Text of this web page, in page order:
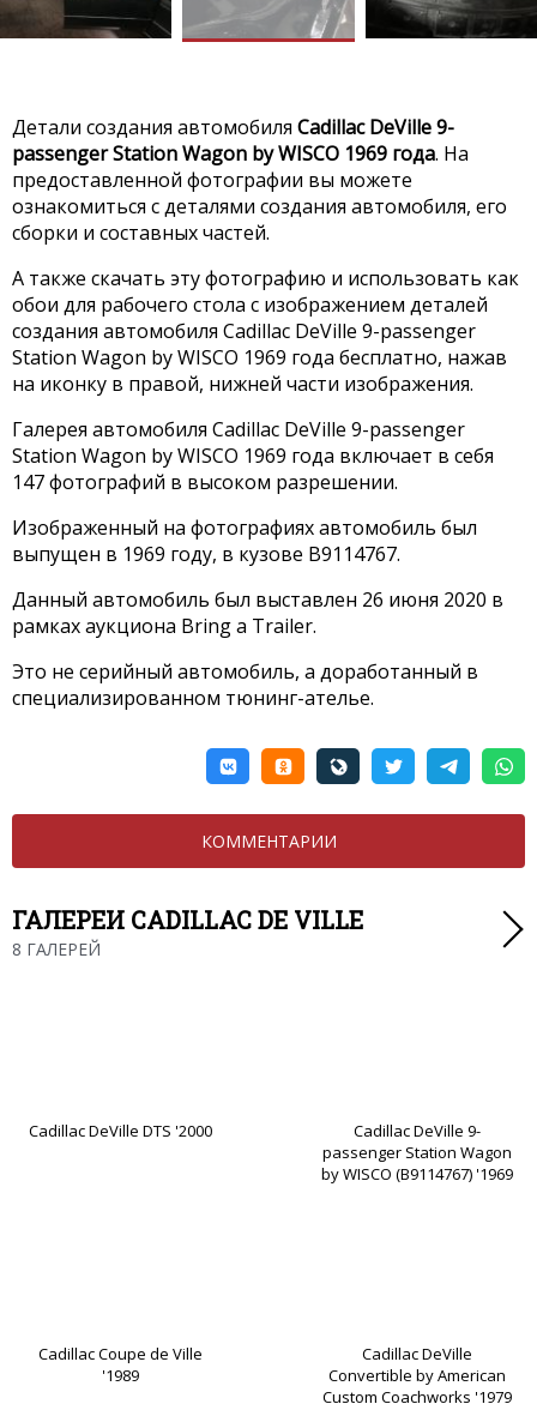
Детали создания автомобиля Cadillac DeVille 9-
passenger Station Wagon by WISCO 1969 года. На
предоставленной фотографии вы можете
ознакомиться с деталями создания автомобиля, его
сборки и составных частей.
А также скачать эту фотографию и использовать как
обои для рабочего стола с изображением деталей
создания автомобиля Cadillac DeVille 9-passenger
Station Wagon by WISCO 1969 года бесплатно, нажав
на иконку в правой, нижней части изображения.
Галерея автомобиля Cadillac DeVille 9-passenger
Station Wagon by WISCO 1969 года включает в себя
147 фотографий в высоком разрешении.
Изображенный на фотографиях автомобиль был
выпущен в 1969 году, в кузове B9114767.
Данный автомобиль был выставлен 26 июня 2020 в
рамках аукциона Bring a Trailer.
Это не серийный автомобиль, а доработанный в
специализированном тюнинг-ателье.
КОММЕНТАРИИ
ГАЛЕРЕИ CADILLAC DE VILLE
8 ГАЛЕРЕЙ
Cadillac DeVille DTS '2000
Cadillac DeVille 9-
passenger Station Wagon
by WISCO (B9114767) '1969
Cadillac Coupe de Ville
'1989
Cadillac DeVille
Convertible by American
Custom Coachworks '1979